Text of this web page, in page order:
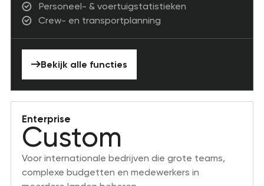
Personeel- & voertuigstatistieken
Crew- en transportplanning
Bekijk alle functies
Bekijk alle functies
Enterprise
Custom
Voor internationale bedrijven die grote teams,
complexe budgetten en medewerkers in